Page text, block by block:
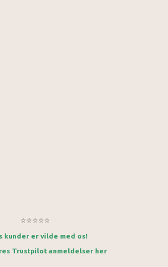
⭐⭐⭐⭐⭐
kunder er vilde med os!
Trustpilot anmeldelser her